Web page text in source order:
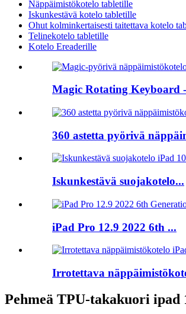
Näppäimistökotelo tabletille
Iskunkestävä kotelo tabletille
Ohut kolminkertaisesti taitettava kotelo
Telinekotelo tabletille
Kotelo Ereaderille
Magic Rotating Keyboard
360 astetta pyörivä
Iskunkestävä suojakotelo...
iPad Pro 12.9 2022 6th ...
Irrotettava
Pehmeä TPU-takakuori ipad